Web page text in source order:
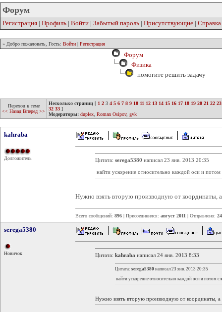
Форум
Регистрация | Профиль | Войти | Забытый пароль | Присутствующие | Справка
» Добро пожаловать, Гость: Войти | Регистрация
Форум
Физика
помогите решить задачу
Переход к теме
<< Назад Вперед >>
Несколько страниц [ 1 2 3 4 5 6 7 8 9 10 11 12 13 14 15 16 17 18 19 20 21 22 23
32 33 ]
Модераторы: duplex Roman Osipov, gvk
kahraba
Долгожитель Цитата: serega5380 написал 23 янв. 2013 20:35
найти ускорение относительно каждой оси и потом
Нужно взять вторую производную от координаты,
Всего сообщений: 896 | Присоединился: август 2011 | Отправлено:
serega5380
Новичок Цитата: kahraba написал 24 янв. 2013 8:33
Цитата: serega5380 написал 23 янв. 2013 20:35
найти ускорение относительно каждой оси и потом
Нужно взять вторую производную от координаты,